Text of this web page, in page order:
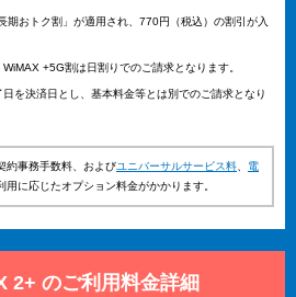
おトク割」が適用され、770円（税込）の割引が入
+5G割は日割りでのご請求となります。
を決済日とし、基本料金等とは別でのご請求となり
約事務手数料、およびユニバーサルサービス料
電
用に応じたオプション料金がかかります。
2+ のご利用料金詳細